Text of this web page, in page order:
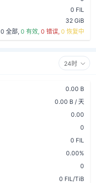
0 FIL
32 GiB
0 全部, 0 有效, 0 错误, 0 恢复中
24时
0.00 B
0.00 B / 天
0.00
0
0 FIL
0.00%
0
0 FIL/TiB